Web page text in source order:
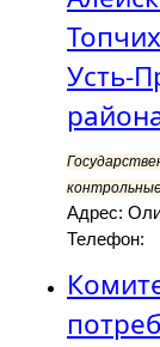
Усть-
Адрес:
Телефон: